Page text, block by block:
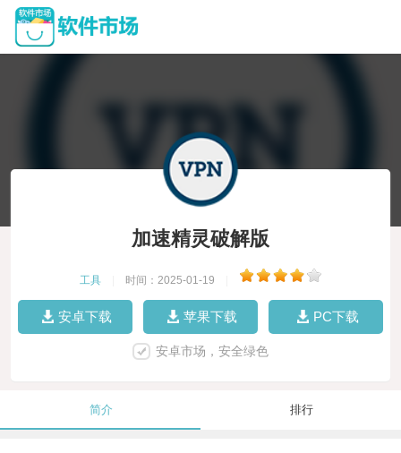
加速精灵破解版
工具 时间：2025-01-19
安卓下载 苹果下载 PC下载
安卓市场，安全绿色
简介 排行